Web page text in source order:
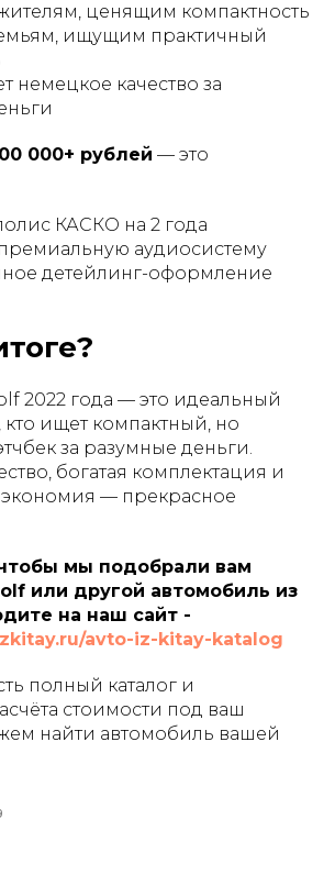
ценящим компактность
ищущим практичный
немецкое качество за
000+ рублей — это
КАСКО на 2 года
аудиосистему
детейлинг-оформление
2022 года — это идеальный
кто ищет компактный, но
за разумные деньги.
богатая комплектация и
экономия — прекрасное
мы подобрали вам
или другой автомобиль из
на наш сайт -
avto-iz-kitay-katalog
полный каталог и
стоимости под ваш
найти автомобиль вашей